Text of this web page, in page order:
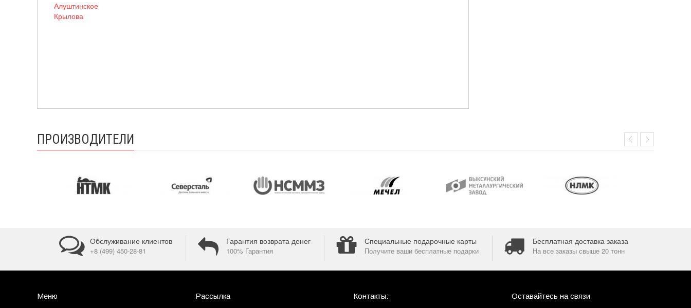
Алуштинское
Крылова
ПРОИЗВОДИТЕЛИ
Обслуживание клиентов
+8 (499) 450-28-81
Гарантия возврата денег
100% Гарантия
Специальные подарочные карты
Получите ваши бесплатные подарки
Бесплатная доставка заказа
На все заказы свыше 20 тонн
Меню Рассылка Контакты: Оставайтесь на связи